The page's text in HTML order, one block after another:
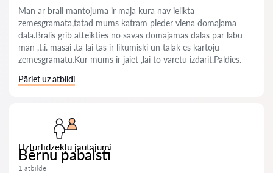
Man ar brali mantojuma ir maja kura nav ielikta
zemesgramata,tatad mums katram pieder viena domajama
dala.Bralis grib atteikties no savas domajamas dalas par labu
man ,t.i. masai .ta lai tas ir likumiski un talak es kartoju
zemesgramatu.Kur mums ir jaiet ,lai to varetu izdarit.Paldies.
Pāriet uz atbildi
Uzturlīdzekļu jautājumi
Bērnu pabalsti
1 atbilde